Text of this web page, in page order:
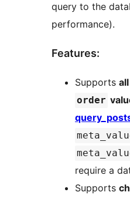
query to the
performance).
Features:
Supports all
order
require a
Supports